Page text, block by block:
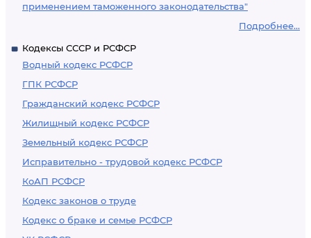
применением таможенного законодательства"
Подробнее...
Кодексы СССР и РСФСР
Водный кодекс РСФСР
ГПК РСФСР
Гражданский кодекс РСФСР
Жилищный кодекс РСФСР
Земельный кодекс РСФСР
Исправительно - трудовой кодекс РСФСР
КоАП РСФСР
Кодекс законов о труде
Кодекс о браке и семье РСФСР